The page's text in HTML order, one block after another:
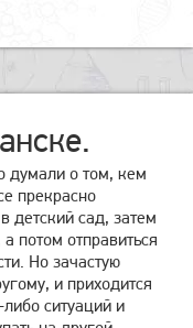
думали о том, кем
прекрасно
детский сад, затем
потом отправиться
Но зачастую
и приходится
ситуаций и